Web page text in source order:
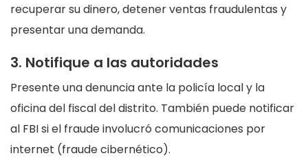
recuperar su dinero, detener ventas fraudulentas y
presentar una demanda.
3. Notifique a las autoridades
Presente una denuncia ante la policía local y la
oficina del fiscal del distrito. También puede notificar
al FBI si el fraude involucró comunicaciones por
internet (fraude cibernético).